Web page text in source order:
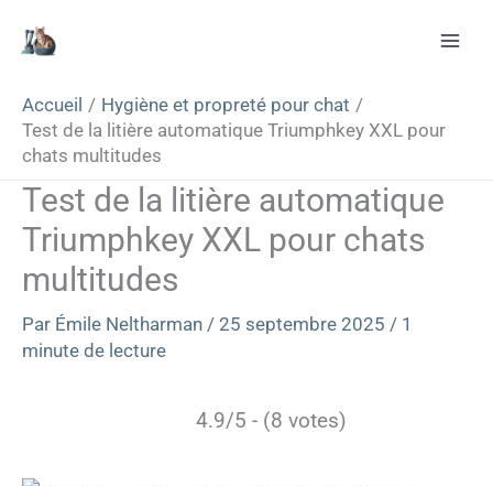
Accueil
Hygiène et propreté pour chat
Test de la litière automatique Triumphkey XXL pour
chats multitudes
Test de la litière automatique
Triumphkey XXL pour chats
multitudes
Par Émile Neltharman / 25 septembre 2025 / 1
minute de lecture
4.9/5 - (8 votes)